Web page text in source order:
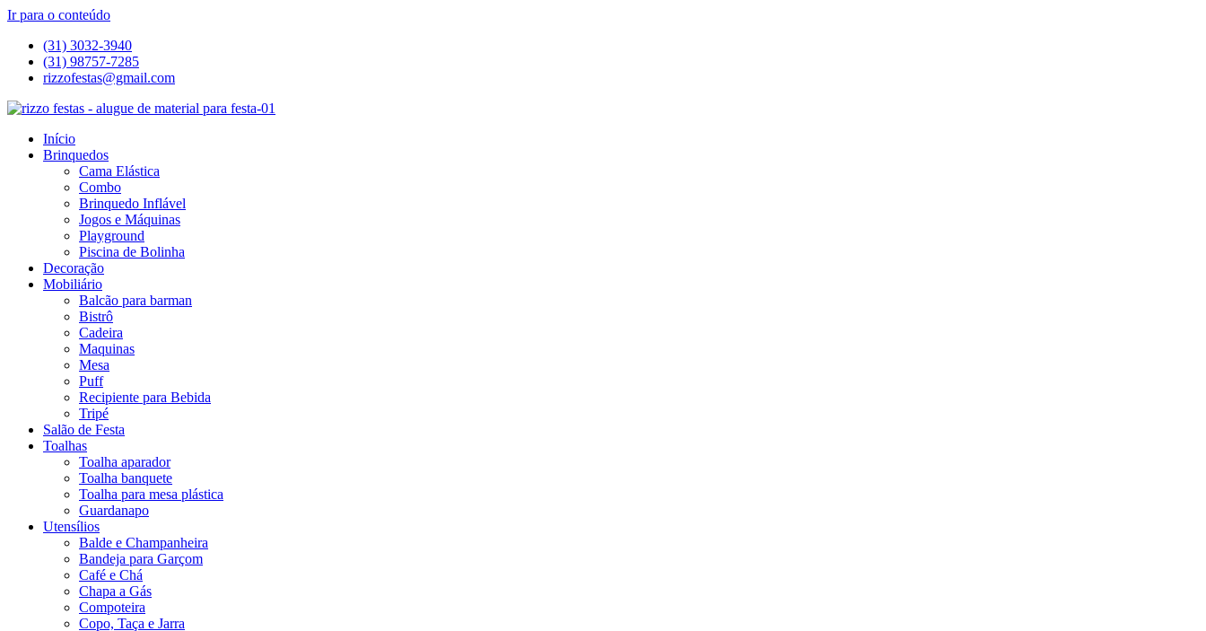
Ir para o conteúdo
(31) 3032-3940
(31) 98757-7285
rizzofestas@gmail.com
Início
Brinquedos
Cama Elástica
Combo
Brinquedo Inflável
Jogos e Máquinas
Playground
Piscina de Bolinha
Decoração
Mobiliário
Balcão para barman
Bistrô
Cadeira
Maquinas
Mesa
Puff
Recipiente para Bebida
Tripé
Salão de Festa
Toalhas
Toalha aparador
Toalha banquete
Toalha para mesa plástica
Guardanapo
Utensílios
Balde e Champanheira
Bandeja para Garçom
Café e Chá
Chapa a Gás
Compoteira
Copo, Taça e Jarra